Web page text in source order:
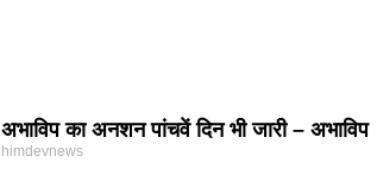
अभाविप का अनशन पांचवें दिन भी जारी – अभाविप
himdevnews